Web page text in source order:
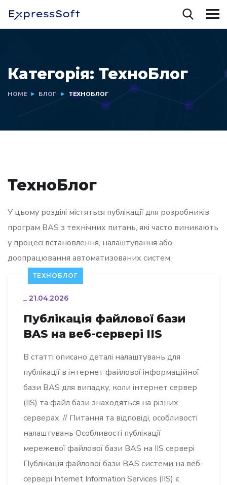
Категорія: ТехноБлог
HOME БЛОГ ТЕХНОБЛОГ
ТехноБлог
У цьому розділі містяться публікації для розробників
програм BAS з технічних питань, які часто виникають
у процесі встановлення, налаштування або
доопрацювання автоматизованих систем.
ТЕХНОБЛОГ
_ 21.04.2026
Публікація файлової бази
BAS на веб-сервері IIS
В статті описано деталі налаштувань для
публікації в інтернет файлової інформаційної
бази BAS для випадку, коли інтернет сервер
(IIS) та файл бази знаходяться на різних
серверах. // Питання та відповіді, особливості
налаштувань Особливості публікації
мережевої файлової бази BAS на IIS сервері
Публікація файлової бази BAS системи на веб-
сервері Internet Information Services (IIS) є